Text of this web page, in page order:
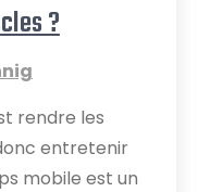
?
rendre les
entretenir
mobile est un